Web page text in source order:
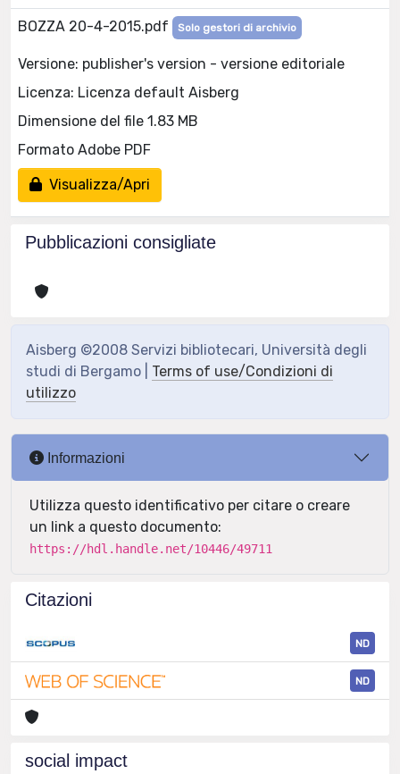
BOZZA 20-4-2015.pdf Solo gestori di archivio
Versione: publisher's version - versione editoriale
Licenza: Licenza default Aisberg
Dimensione del file 1.83 MB
Formato Adobe PDF
Visualizza/Apri
Pubblicazioni consigliate
Aisberg ©2008 Servizi bibliotecari, Università degli
studi di Bergamo | Terms of use/Condizioni di
utilizzo
Informazioni
Utilizza questo identificativo per citare o creare
un link a questo documento:
https://hdl.handle.net/10446/49711
Citazioni
ND
ND
social impact